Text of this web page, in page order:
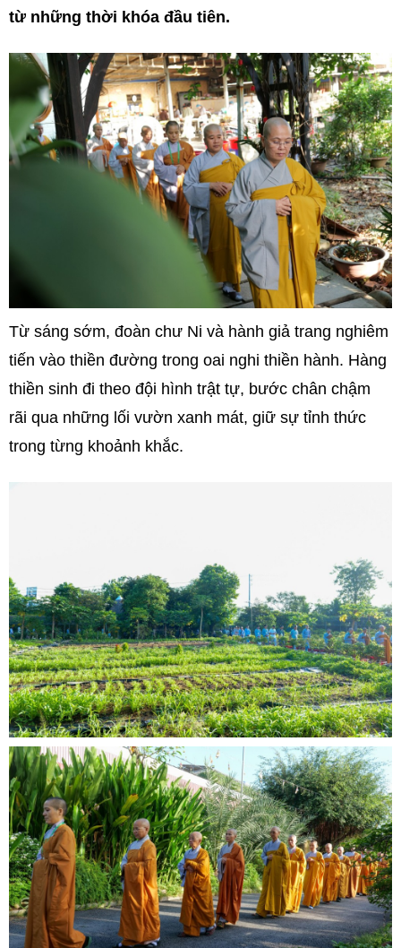
từ những thời khóa đầu tiên.
Từ sáng sớm, đoàn chư Ni và hành giả trang nghiêm
tiến vào thiền đường trong oai nghi thiền hành. Hàng
thiền sinh đi theo đội hình trật tự, bước chân chậm
rãi qua những lối vườn xanh mát, giữ sự tỉnh thức
trong từng khoảnh khắc.